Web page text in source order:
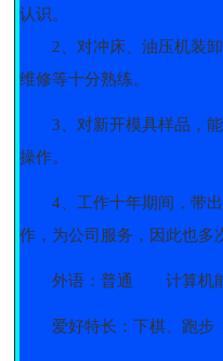
认识。
2、对冲床、油压机装
维修等十分熟练。
3、对新开模具样品，
操作。
4、工作十年期间，带
作，为公司服务，因此也多
外语：普通 计算机
爱好特长：下棋、跑步